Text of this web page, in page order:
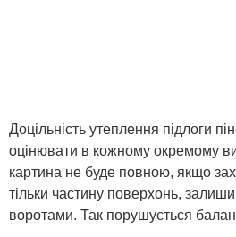
Доцільність утеплення підлоги
оцінювати в кожному окремому
картина не буде повною, якщо
тільки частину поверхонь,
воротами. Так порушується